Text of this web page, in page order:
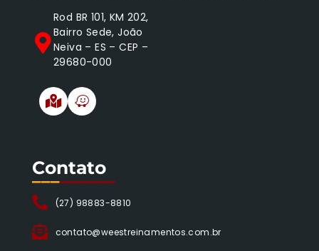
Rod BR 101, KM 202,
Bairro Sede, João
Neiva – ES – CEP –
29680-000
Contato
(27) 98883-8810
contato@weestreinamentos.com.br
_________